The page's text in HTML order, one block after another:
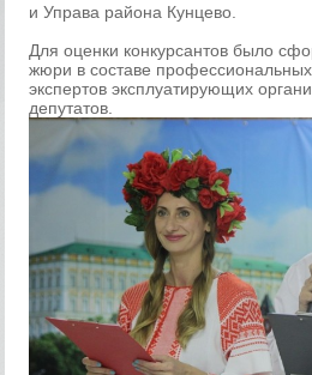
и Управа района Кунцево.
Для оценки конкурсантов было
жюри в составе профессиональных
экспертов эксплуатирующих
депутатов.